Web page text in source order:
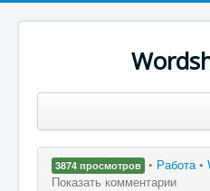
Популярные цитаты
3874 просмотров • Работа•
Показать комментарии